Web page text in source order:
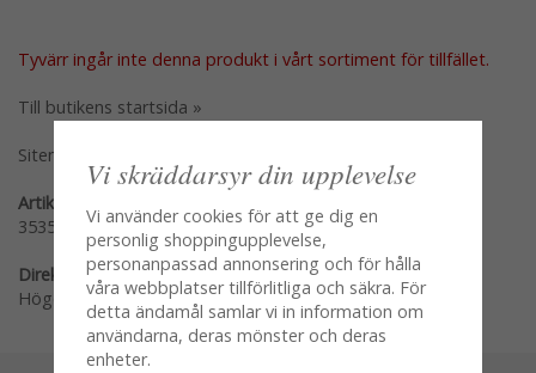
Tyvärr ingår inte denna produkt i vårt sortiment för tillfället.
Till butikens startsida »
Sitemap »
Artikelnummer:
3535-10
Direktlänk:
Högerklicka och kopiera adressen
Vi skräddarsyr din upplevelse
Vi använder cookies för att ge dig en
personlig shoppingupplevelse,
personanpassad annonsering och för hålla
våra webbplatser tillförlitliga och säkra. För
detta ändamål samlar vi in information om
användarna, deras mönster och deras
enheter.